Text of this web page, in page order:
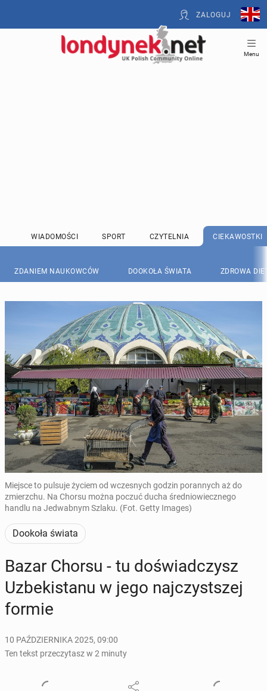
ZALOGUJ
Menu
WIADOMOŚCI SPORT CZYTELNIA CIEKAWOSTKI
ZDANIEM NAUKOWCÓW DOOKOŁA ŚWIATA ZDROWA
Miejsce to pulsuje życiem od wczesnych godzin porannych aż do
zmierzchu. Na Chorsu można poczuć ducha średniowiecznego
handlu na Jedwabnym Szlaku. (Fot. Getty Images)
Dookoła świata
Bazar Chorsu - tu do­świad­czysz
Uz­be­ki­sta­nu w jego naj­czyst­szej
formie
10 PAŹDZIERNIKA 2025, 09:00
Ten tekst przeczytasz w 2 minuty